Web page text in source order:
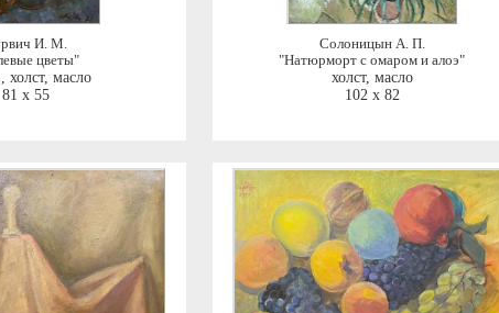
И. М.
цветы"
, холст, масло
81 x 55
Солоницын А. П.
"Натюрморт с омаром и алоэ"
холст, масло
102 x 82